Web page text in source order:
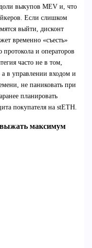
выкупов MEV и, что
Если слишком
выйти, дисконт
временно «съесть»
и операторов
часто не в том,
в управлении входом и
не паниковать при
планировать
покупателя на stETH.
выжать максимум